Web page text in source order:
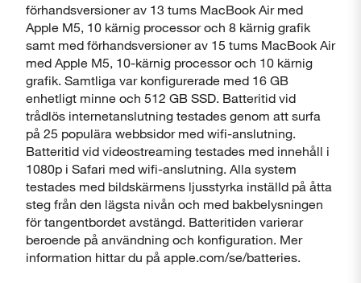
förhandsversioner av 13 tums MacBook Air med
Apple M5, 10 kärnig processor och 8 kärnig grafik
samt med förhandsversioner av 15 tums MacBook Air
med Apple M5, 10-kärnig processor och 10 kärnig
grafik. Samtliga var konfigurerade med 16 GB
enhetligt minne och 512 GB SSD. Batteritid vid
trådlös internetanslutning testades genom att surfa
på 25 populära webbsidor med wifi-anslutning.
Batteritid vid videostreaming testades med innehåll i
1080p i Safari med wifi-anslutning. Alla system
testades med bildskärmens ljusstyrka inställd på åtta
steg från den lägsta nivån och med bakbelysningen
för tangentbordet avstängd. Batteritiden varierar
beroende på användning och konfiguration. Mer
information hittar du på apple.com/se/batteries.